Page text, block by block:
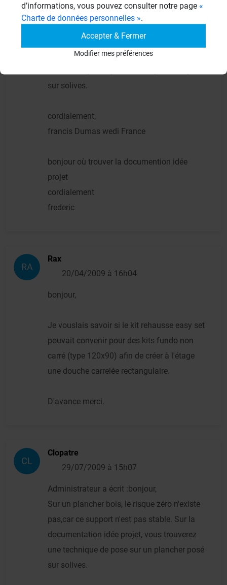
Administrateur a écrit :bonjour,
Sur un plancher bois, le risque zéro n'existe
pas,car ce support n'est pas stable. Sur la
documentation idée projet, vous trouverez
sur solives.
cordialement,
francis Dumas wedi France
bonjour où trouver la documention idée
projet
cordialement
frederic
RA
Rax
20/04/2009 à 16h04
bonjour,
Je vouslais savoir si le kit rehausse easy set
pouvait convenir pour des kits fundo non
carré (type 120x90) afin de créer à l'étage
une douche carrelée rectangulaire.
D'avance merci.
CL
Clopatre
29/07/2009 à 15h07
Administrateur a écrit :bonjour,
Sur un plancher bois, le risque zéro n'existe
pas,car ce support n'est pas stable. Sur la
documentation idée projet, vous trouverez
une technique de pose sur un plancher posé
sur solives.
d’informations, vous pouvez consulter notre page «
Charte de données personnelles ».
Accepter & Fermer
Modifier mes préférences